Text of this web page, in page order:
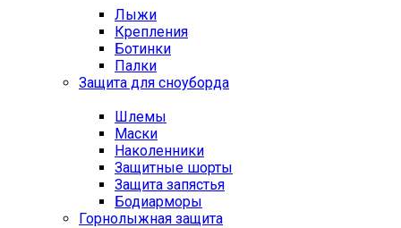
Лыжи
Крепления
Ботинки
Палки
Защита для сноуборда
Шлемы
Маски
Наколенники
Защитные шорты
Защита запястья
Бодиарморы
Горнолыжная защита